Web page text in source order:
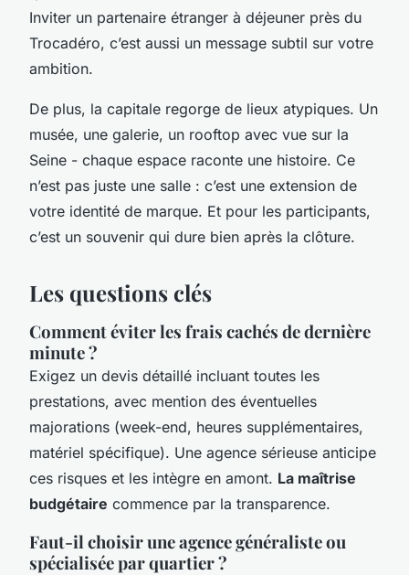
Inviter un partenaire étranger à déjeuner près du
Trocadéro, c’est aussi un message subtil sur votre
ambition.
De plus, la capitale regorge de lieux atypiques. Un
musée, une galerie, un rooftop avec vue sur la
Seine - chaque espace raconte une histoire. Ce
n’est pas juste une salle : c’est une extension de
votre identité de marque. Et pour les participants,
c’est un souvenir qui dure bien après la clôture.
Les questions clés
Comment éviter les frais cachés de dernière
minute ?
Exigez un devis détaillé incluant toutes les
prestations, avec mention des éventuelles
majorations (week-end, heures supplémentaires,
matériel spécifique). Une agence sérieuse anticipe
ces risques et les intègre en amont. La maîtrise
budgétaire commence par la transparence.
Faut-il choisir une agence généraliste ou
spécialisée par quartier ?